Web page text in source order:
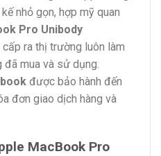
nhỏ gọn, hợp mỹ quan
Pro Unibody
ra thị trường luôn làm
mua và sử dụng.
được bảo hành đến
đơn giao dịch hàng và
MacBook Pro